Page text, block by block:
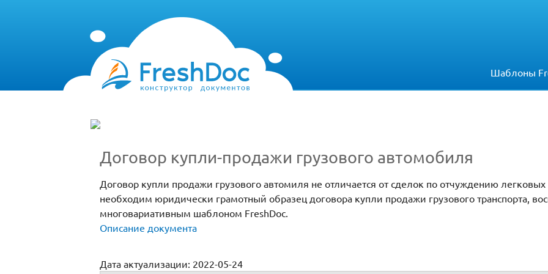
Шаблоны
Договор купли-продажи грузового автомобиля
Договор купли продажи грузового автомиля не отличается от сделок по отчуждению
необходим юридически грамотный образец договора купли продажи грузового транспорта,
многовариативным шаблоном FreshDoc.
Описание документа
Дата актуализации: 2022-05-24